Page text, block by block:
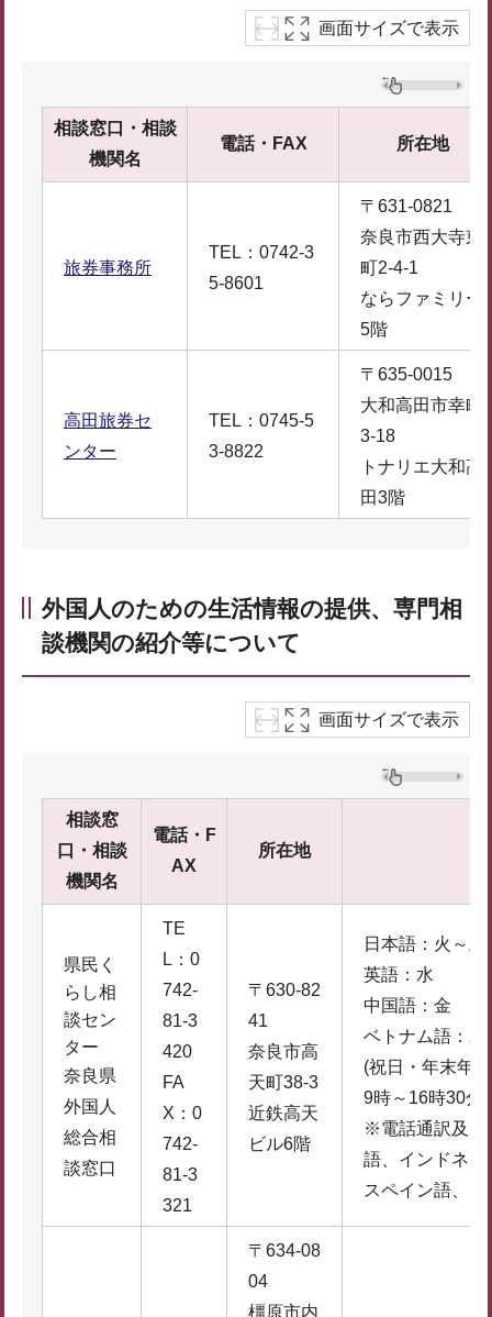
画面サイズで表示
相談窓口・相談
機関名
電話・FAX 所在地
旅券事務所
TEL：0742-3
5-8601
〒631-0821
奈良市西大寺東
町2-4-1
ならファミリー
5階
高田旅券セ
ンター
TEL：0745-5
3-8822
〒635-0015
大和高田市幸町
3-18
トナリエ大和高
田3階
外国人のための生活情報の提供、専門相
談機関の紹介等について
画面サイズで表示
相談窓
口・相談
機関名
電話・F
AX
所在地
県民く
らし相
談セン
ター
奈良県
外国人
総合相
談窓口
TE
L：0
742-
81-3
420
FA
X：0
742-
81-3
321
〒630-82
41
奈良市高
天町38-3
近鉄高天
ビル6階
日本語：火～土
英語：水
中国語：金
ベトナム語：木
(祝日・年末年
9時～16時30分
※電話通訳及び
語、インドネ
スペイン語、
〒634-08
04
橿原市内